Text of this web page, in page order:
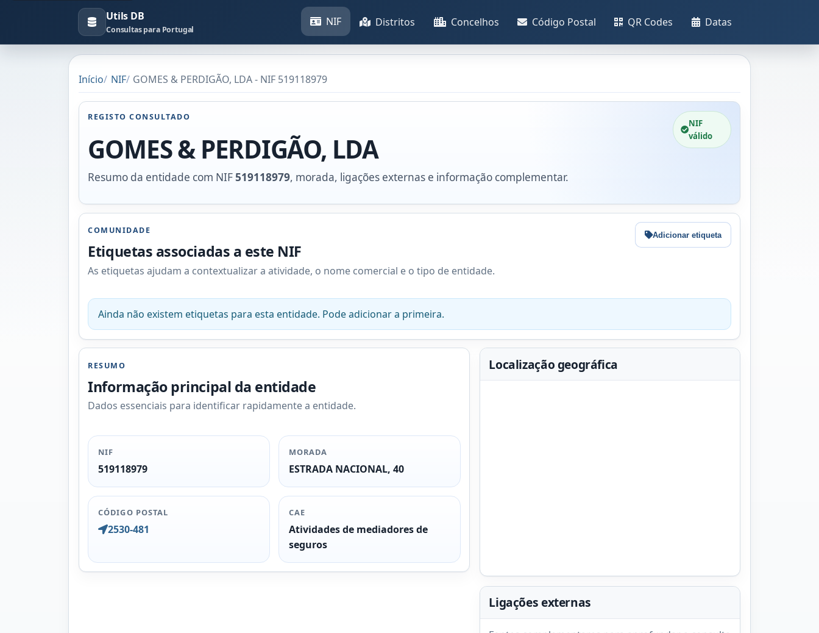
Utils DB
Consultas para Portugal
NIF Distritos Concelhos Código Postal QR Codes Datas
Início NIF GOMES & PERDIGÃO, LDA - NIF 519118979
REGISTO CONSULTADO
GOMES & PERDIGÃO, LDA
Resumo da entidade com NIF519118979, morada, ligações externas e informação complementar.
NIF
válido
COMUNIDADE
Etiquetas associadas a este NIF
As etiquetas ajudam a contextualizar a atividade, o nome comercial e o tipo de entidade.
Adicionar etiqueta
Ainda não existem etiquetas para esta entidade. Pode adicionar a primeira.
RESUMO
Informação principal da entidade
Dados essenciais para identificar rapidamente a entidade.
NIF
519118979
MORADA
ESTRADA NACIONAL, 40
CÓDIGO POSTAL
2530-481
CAE
Atividades de mediadores de
seguros
Localização geográfica
Ligações externas